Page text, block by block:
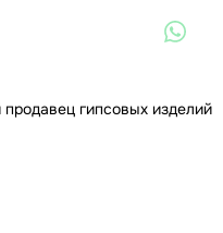
гипсовых изделий